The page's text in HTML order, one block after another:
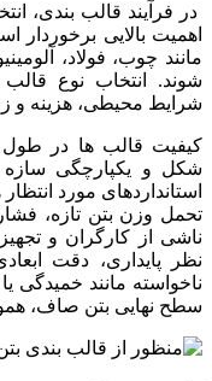
در فرآیند قالب بندی،
اهمیت بالایی برخوردار
مانند چوب، فولاد،
شوند. انتخاب نوع
شرایط محیطی، هزینه و
کیفیت قالب ها در طول
شکل و یکپارچگی
استانداردهای مورد
تحمل وزن بتن تازه،
ناشی از کارگران و
نظر پایداری، دقت
ناخواسته مانند خمیدگی
سطح نهایی بتن صاف،